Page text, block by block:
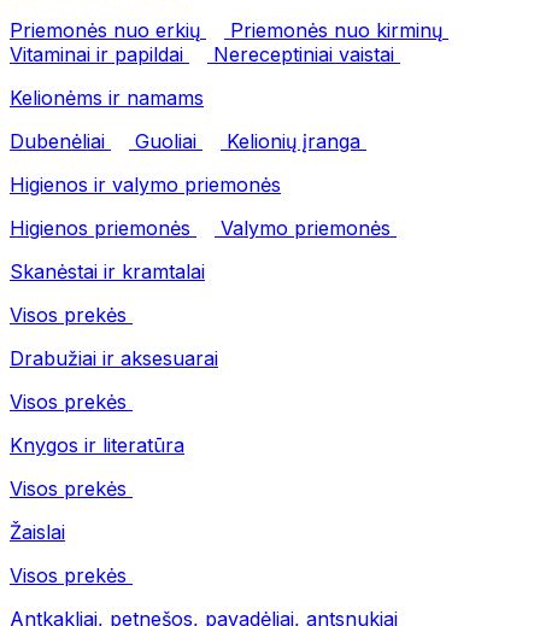
Priemonės nuo erkių
Priemonės nuo kirminų
Vitaminai ir papildai
Nereceptiniai vaistai
Kelionėms ir namams
Dubenėliai
Guoliai
Kelionių įranga
Higienos ir valymo priemonės
Higienos priemonės
Valymo priemonės
Skanėstai ir kramtalai
Visos prekės
Drabužiai ir aksesuarai
Visos prekės
Knygos ir literatūra
Visos prekės
Žaislai
Visos prekės
Antkakliai, petnešos, pavadėliai, antsnukiai